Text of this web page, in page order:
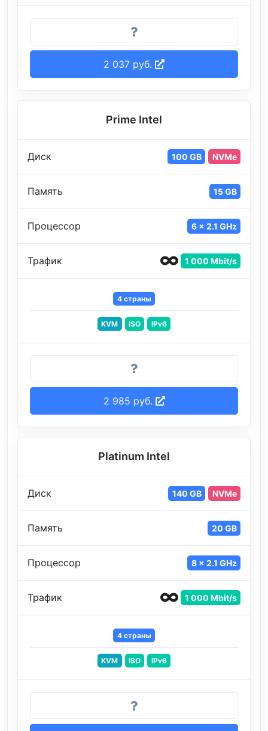
2 037 руб.
Prime Intel
Диск 100 GB NVMe
Память 15 GB
Процессор 6 x 2.1 GHz
Трафик 1 000 Mbit/s
4 страны
KVM ISO IPv6
2 985 руб.
Platinum Intel
Диск 140 GB NVMe
Память 20 GB
Процессор 8 x 2.1 GHz
Трафик 1 000 Mbit/s
4 страны
KVM ISO IPv6